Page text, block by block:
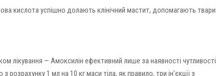
кислота успішно долають клінічний мастит, допомагають
лікування — Амоксилін ефективний лише за наявності
розрахунку 1 мл на 10 кг маси тіла, як правило, три ін’єкції з